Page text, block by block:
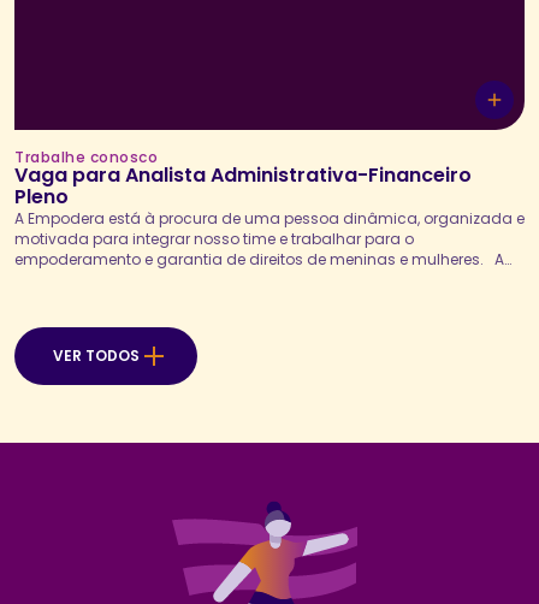
Trabalhe conosco
Vaga para Analista Administrativa-Financeiro
Pleno
A Empodera está à procura de uma pessoa dinâmica, organizada e
motivada para integrar nosso time e trabalhar para o
empoderamento e garantia de direitos de meninas e mulheres. A
VER TODOS